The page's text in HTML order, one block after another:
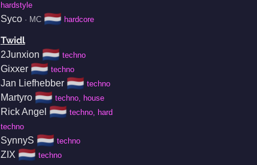
hardstyle
Syco· MC 🇳🇱 hardcore
Twidl
2Junxion 🇳🇱 techno
Gixxer 🇳🇱 techno
Jan Liefhebber 🇳🇱 techno
Martyro 🇳🇱 techno, house
Rick Angel 🇳🇱 techno, hard
techno
SynnyS 🇳🇱 techno
ZIX 🇳🇱 techno